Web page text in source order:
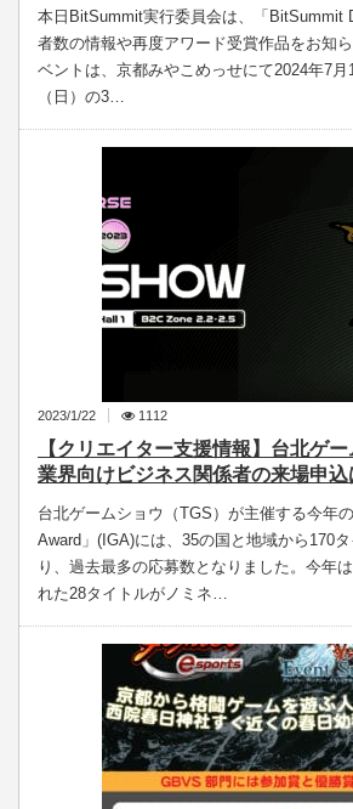
本日BitSummit実行委員会は、「BitSummit
者数の情報や再度アワード受賞作品をお知
ベントは、京都みやこめっせにて2024年7月
（日）の3…
2023/1/22 1112
【クリエイター支援情報】台北ゲ
業界向けビジネス関係者の来場申込
台北ゲームショウ（TGS）が主催する今年
Award」(IGA)には、35の国と地域から170
り、過去最多の応募数となりました。今年
れた28タイトルがノミネ…